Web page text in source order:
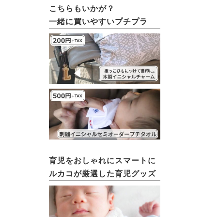
こちらもいかが？
一緒に買いやすいプチプラ
育児をおしゃれにスマートに
ルカコが厳選した育児グッズ